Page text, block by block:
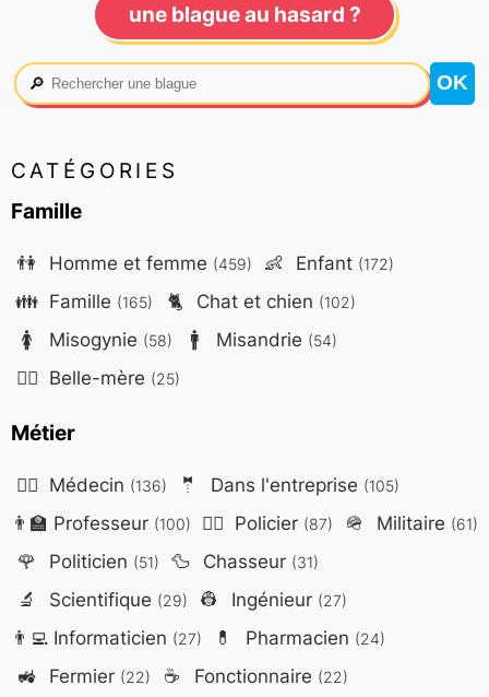
une blague au hasard ?
🔎
CATÉGORIES
Famille
👫 Homme et femme (459) 👶 Enfant (172)
👪 Famille (165) 🐈 Chat et chien (102)
🚺 Misogynie (58) 🚹 Misandrie (54)
🤷‍♀️ Belle-mère (25)
Métier
👨‍⚕️ Médecin (136) 🤵 Dans l'entreprise (105)
👨‍🏫 Professeur (100) 👮‍♂️ Policier (87) 🪖 Militaire (61)
🌹 Politicien (51) 🦆 Chasseur (31)
🔬 Scientifique (29) 👷 Ingénieur (27)
👨‍💻Informaticien (27) 💊 Pharmacien (24)
🚜 Fermier (22) ☕ Fonctionnaire (22)